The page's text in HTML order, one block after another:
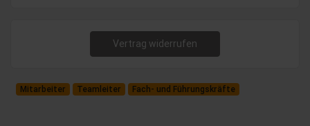
Vertrag widerrufen
Mitarbeiter Teamleiter Fach- und Führungskräfte